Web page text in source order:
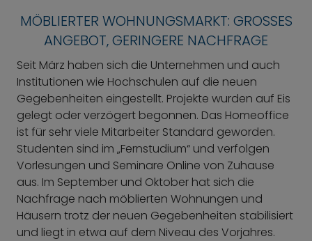
MÖBLIERTER WOHNUNGSMARKT: GROSSES A
NGEBOT, GERINGERE NACHFRAGE
Seit März haben sich die Unternehmen und auch
Institutionen wie Hochschulen auf die neuen
Gegebenheiten eingestellt. Projekte wurden auf Eis
gelegt oder verzögert begonnen. Das Homeoffice
ist für sehr viele Mitarbeiter Standard geworden.
Studenten sind im „Fernstudium“ und verfolgen
Vorlesungen und Seminare Online von Zuhause
aus. Im September und Oktober hat sich die
Nachfrage nach möblierten Wohnungen und
Häusern trotz der neuen Gegebenheiten stabilisiert
und liegt in etwa auf dem Niveau des Vorjahres.